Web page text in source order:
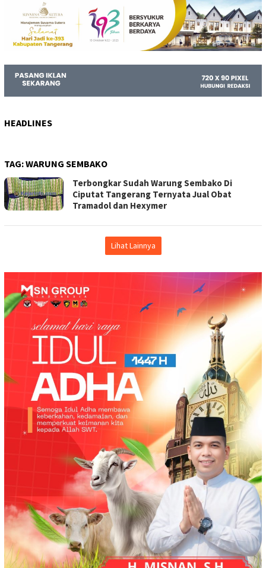
HEADLINES
TAG:WARUNG SEMBAKO
Terbongkar Sudah Warung Sembako Di
Ciputat Tangerang Ternyata Jual Obat
Tramadol dan Hexymer
Lihat Lainnya